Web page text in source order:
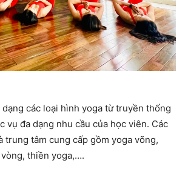
dạng các loại hình yoga từ truyền thống
vụ đa dạng nhu cầu của học viên. Các
trung tâm cung cấp gồm yoga võng,
thiền yoga,….